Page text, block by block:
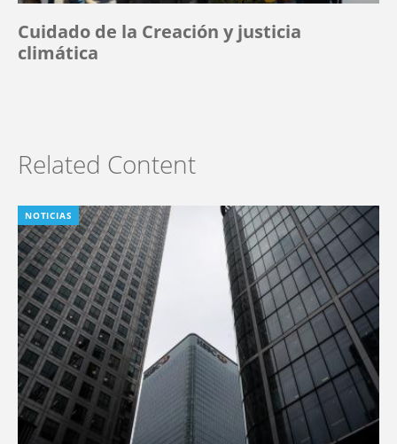
Cuidado de la Creación y justicia
climática
Related Content
NOTICIAS